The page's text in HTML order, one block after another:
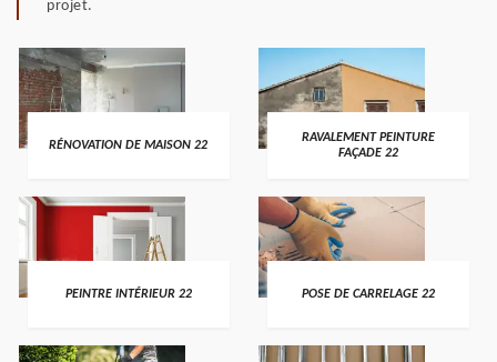
projet.
RÉNOVATION DE MAISON 22
RAVALEMENT PEINTURE
FAÇADE 22
PEINTRE INTÉRIEUR 22 POSE DE CARRELAGE 22